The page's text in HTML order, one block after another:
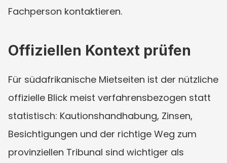
Fachperson kontaktieren.
Offiziellen Kontext prüfen
Für südafrikanische Mietseiten ist der nützliche
offizielle Blick meist verfahrensbezogen statt
statistisch: Kautionshandhabung, Zinsen,
Besichtigungen und der richtige Weg zum
provinziellen Tribunal sind wichtiger als